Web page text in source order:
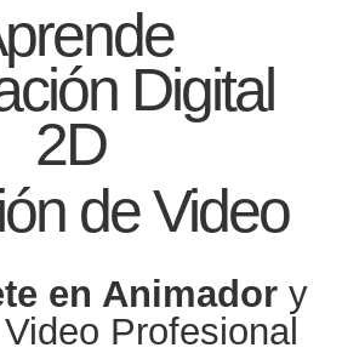
Digital
2D
de Video
en Animador y
Profesional